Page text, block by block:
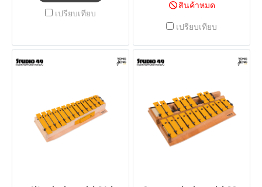
เปรียบเทียบ
สินค้าหมด
เปรียบเทียบ